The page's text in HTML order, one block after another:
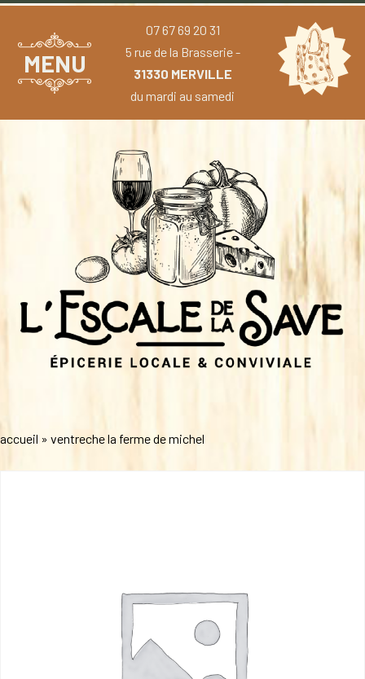
MENU
07 67 69 20 31
5 rue de la Brasserie -
31330 MERVILLE
du mardi au samedi
accueil » ventreche la ferme de michel